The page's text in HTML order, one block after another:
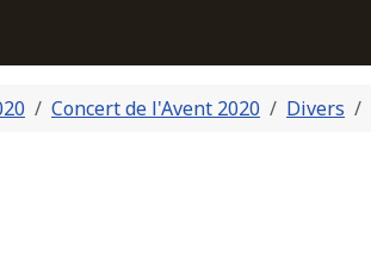
Concert de l'Avent 2020 Divers